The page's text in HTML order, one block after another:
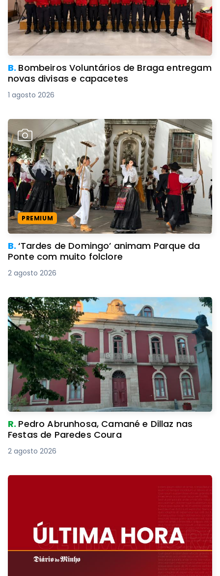
B. Bombeiros Voluntários de Braga entregam
novas divisas e capacetes
1 agosto 2026
PREMIUM
B.‘Tardes de Domingo’ animam Parque da
Ponte com muito folclore
2 agosto 2026
R. Pedro Abrunhosa, Camané e Dillaz nas
Festas de Paredes Coura
2 agosto 2026